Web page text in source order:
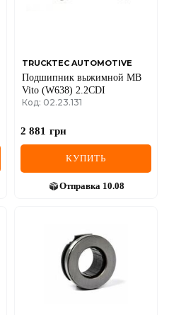
TRUCKTEC AUTOMOTIVE
Подшипник выжимной MB
Vito (W638) 2.2CDI
Код: 02.23.131
2 881 грн
КУПИТЬ
Отправка 10.08